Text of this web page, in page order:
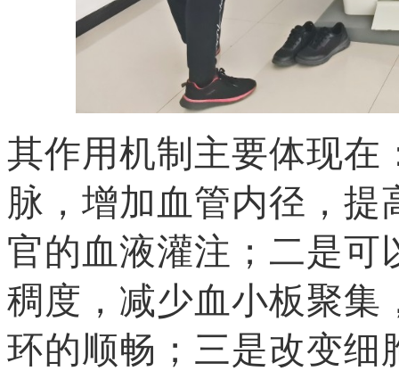
其作用机制主要体现在
脉，增加血管内径，提
官的血液灌注；二是可
稠度，减少血小板聚集
环的顺畅；三是改变细